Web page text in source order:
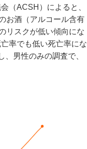
（ACSH）によると、
お酒（アルコール含有
リスクが低い傾向にな
率でも低い死亡率にな
男性のみの調査で、